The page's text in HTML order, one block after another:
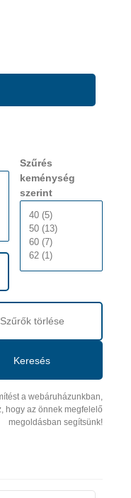
Szűrés
keménység
szerint
Szűrők törlése
Keresés
a webáruházunkban,
hogy az önnek megfelelő
megoldásban segítsünk!